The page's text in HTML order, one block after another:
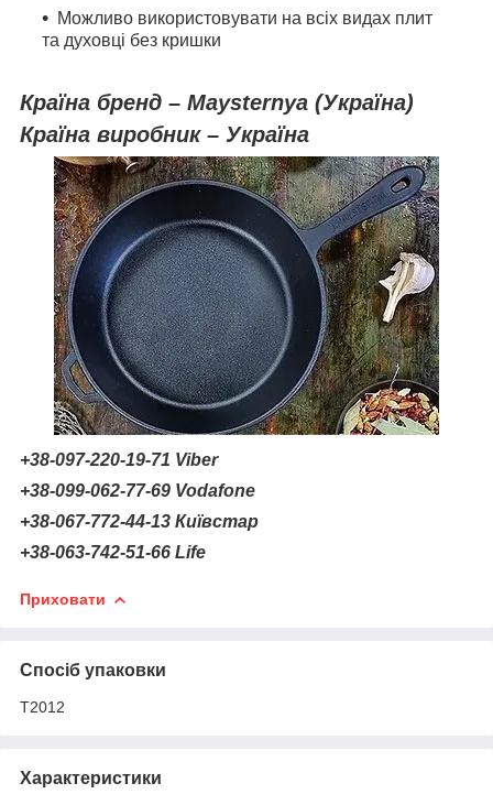
Можливо використовувати на всіх видах плит
та духовці без кришки
Країна бренд – Maysternya (Україна)
Країна виробник – Україна
+38-097-220-19-71 Viber
+38-099-062-77-69 Vodafone
+38-067-772-44-13 Київстар
+38-063-742-51-66 Life
Приховати
Спосіб упаковки
Т2012
Характеристики